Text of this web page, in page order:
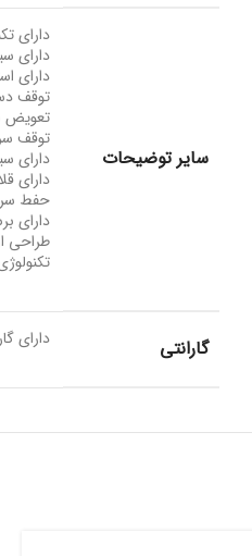
سایر توضیحات
دارای
دارای
دارای
توقف
تعویض
توقف سریع دیسک
دارای
دارای
حفط
دارای برس
طراحی
گارانتی دارای گارانتی ۱۸ ماهه و